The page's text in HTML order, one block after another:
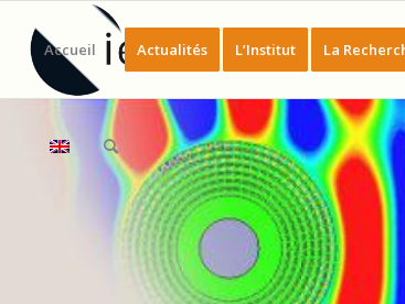
Accueil Actualités L’Institut La